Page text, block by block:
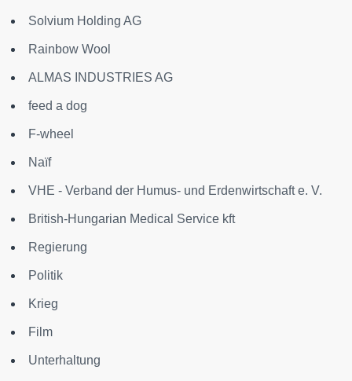
Solvium Holding AG
Rainbow Wool
ALMAS INDUSTRIES AG
feed a dog
F-wheel
Naïf
VHE - Verband der Humus- und Erdenwirtschaft e. V.
British-Hungarian Medical Service kft
Regierung
Politik
Krieg
Film
Unterhaltung